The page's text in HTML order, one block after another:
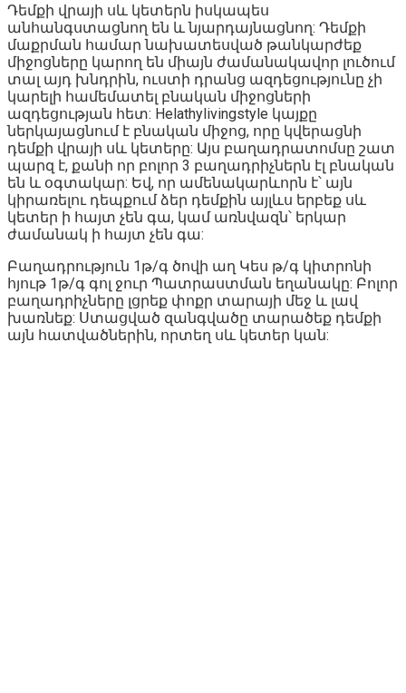
Դեմքի վրայի սև կետերն իսկապես
անհանգստացնող են և նյարդայնացնող: Դեմքի
մաքրման համար նախատեսված թանկարժեք
միջոցները կարող են միայն ժամանակավոր լուծում
տալ այդ խնդրին, ուստի դրանց ազդեցությունը չի
կարելի համեմատել բնական միջոցների
ազդեցության հետ: Helathylivingstyle կայքը
ներկայացնում է բնական միջոց, որը կվերացնի
դեմքի վրայի սև կետերը: Այս բաղադրատոմսը շատ
պարզ է, քանի որ բոլոր 3 բաղադրիչներն էլ բնական
են և օգտակար: Եվ, որ ամենակարևորն է՝ այն
կիրառելու դեպքում ձեր դեմքին այլևս երբեք սև
կետեր ի հայտ չեն գա, կամ առնվազն՝ երկար
ժամանակ ի հայտ չեն գա:
Բաղադրություն 1թ/գ ծովի աղ Կես թ/գ կիտրոնի
հյութ 1թ/գ գոլ ջուր Պատրաստման եղանակը: Բոլոր
բաղադրիչները լցրեք փոքր տարայի մեջ և լավ
խառնեք: Ստացված զանգվածը տարածեք դեմքի
այն հատվածներին, որտեղ սև կետեր կան: